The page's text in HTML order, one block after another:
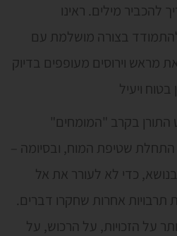
להכביר מילים. ראינו
בצורה מושלמת עם
מראש וירוסים מעופפים בדיוק
התורן בקרב "המומחים"
שטיפת המוח, ובסיומה –
כדי לא לעורר את אל
אחרות שחקרו דברים.
על הזכויות, על הרכוש, על